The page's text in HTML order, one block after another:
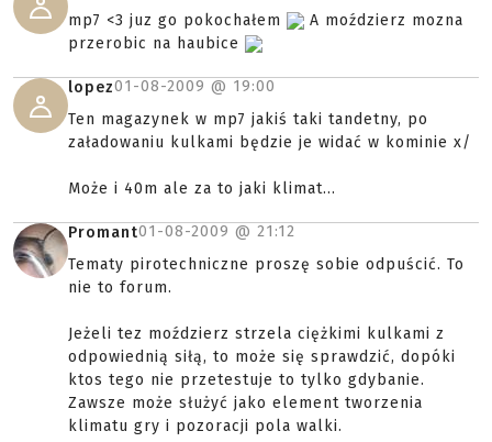
mp7 <3 juz go pokochałem
A moździerz mozna
przerobic na haubice
lopez01-08-2009 @ 19:00
Ten magazynek w mp7 jakiś taki tandetny, po
załadowaniu kulkami będzie je widać w kominie x/
Może i 40m ale za to jaki klimat...
Promant01-08-2009 @ 21:12
Tematy pirotechniczne proszę sobie odpuścić. To
nie to forum.
Jeżeli tez moździerz strzela ciężkimi kulkami z
odpowiednią siłą, to może się sprawdzić, dopóki
ktos tego nie przetestuje to tylko gdybanie.
Zawsze może służyć jako element tworzenia
klimatu gry i pozoracji pola walki.